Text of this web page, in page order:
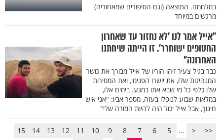
במלחמה. התוצאה (וגם הסיפורים שמאחוריה)
מרגשים במיוחד
"אייל אמר לנו 'לא נחזור עד שאחרון
החטופים ישוחרר'. זו הייתה שיחתנו
האחרונה"
כבר בגיל צעיר זיהו הוריו של אייל מבורך את כושר
המנהיגות שלו, את יושרו הפנימי, ואת המסירות
שלו כלפי כל מי שבא אתו במגע. בימים אלו,
במלאות שבוע לנופלו בעזה, מספר אביו: "אני איש
חינוך, אבל אייל יכול היה להיות המורה שלי"
<<
<
...
5
6
7
8
9
10
11
12
13
14
15